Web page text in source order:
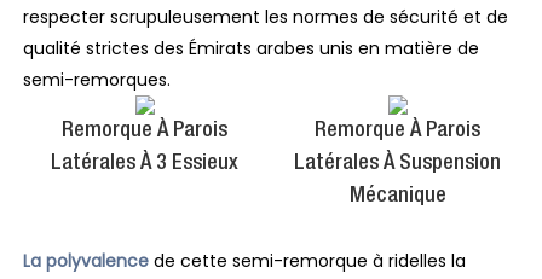
respecter scrupuleusement les normes de sécurité et de
qualité strictes des Émirats arabes unis en matière de
semi-remorques.
Remorque À Parois
Latérales À 3 Essieux
Remorque À Parois
Latérales À Suspension
Mécanique
La polyvalence de cette semi-remorque à ridelles la